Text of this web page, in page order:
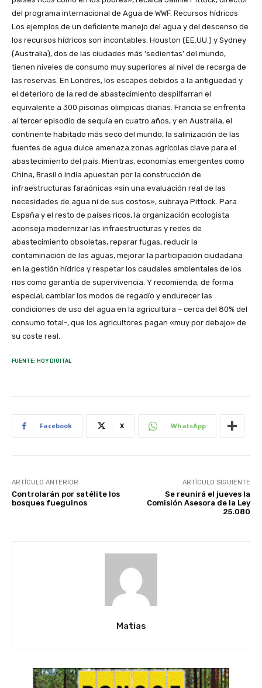
del programa internacional de Agua de WWF. Recursos hídricos
Los ejemplos de un deficiente manejo del agua y del descenso de
los recursos hídricos son incontables. Houston (EE.UU.) y Sydney
(Australia), dos de las ciudades más ‘sedientas’ del mundo,
tienen niveles de consumo muy superiores al nivel de recarga de
las reservas. En Londres, los escapes debidos a la antigüedad y
el deterioro de la red de abastecimiento despilfarran el
equivalente a 300 piscinas olímpicas diarias. Francia se enfrenta
al tercer episodio de sequía en cuatro años, y en Australia, el
continente habitado más seco del mundo, la salinización de las
fuentes de agua dulce amenaza zonas agrícolas clave para el
abastecimiento del país. Mientras, economías emergentes como
China, Brasil o India apuestan por la construcción de
infraestructuras faraónicas «sin una evaluación real de las
necesidades de agua ni de sus costos», subraya Pittock. Para
España y el resto de países ricos, la organización ecologista
aconseja modernizar las infraestructuras y redes de
abastecimiento obsoletas, reparar fugas, reducir la
contaminación de las aguas, mejorar la participación ciudadana
en la gestión hídrica y respetar los caudales ambientales de los
ríos como garantía de supervivencia. Y recomienda, de forma
especial, cambiar los modos de regadío y endurecer las
condiciones de uso del agua en la agricultura – cerca del 80% del
consumo total-, que los agricultores pagan «muy por debajo» de
su coste real.
FUENTE: HOY DIGITAL
Facebook X WhatsApp
ARTÍCULO ANTERIOR
Controlarán por satélite los
bosques fueguinos
ARTÍCULO SIGUIENTE
Se reunirá el jueves la
Comisión Asesora de la Ley
25.080
Matias